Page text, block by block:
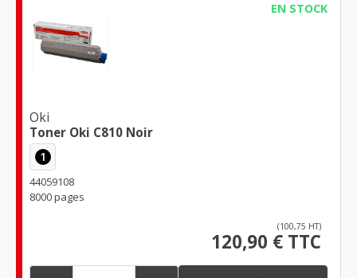
EN STOCK
Oki
Toner Oki C810 Noir
1
44059108
8000 pages
(100,75 HT)
120,90 € TTC